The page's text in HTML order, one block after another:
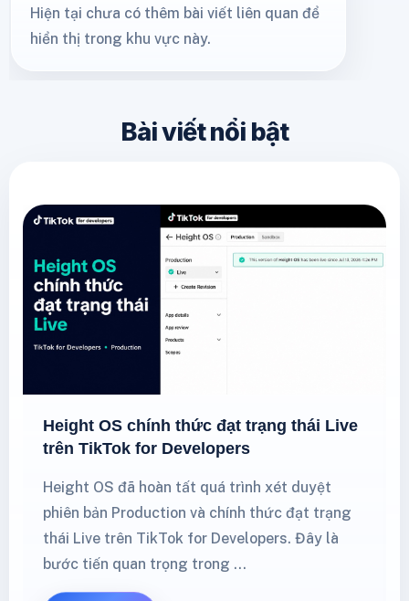
Hiện tại chưa có thêm bài viết liên quan để
hiển thị trong khu vực này.
Bài viết nổi bật
Height OS chính thức đạt trạng thái Live
trên TikTok for Developers
Height OS đã hoàn tất quá trình xét duyệt
phiên bản Production và chính thức đạt trạng
thái Live trên TikTok for Developers. Đây là
bước tiến quan trọng trong …